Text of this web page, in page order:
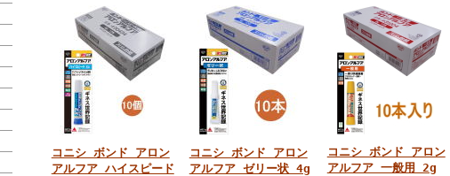
コニシ ボンド アロン
アルフア ハイスピード
コニシ ボンド アロン
アルフア ゼリー状 4g
コニシ ボンド アロン
アルフア 一般用 2g